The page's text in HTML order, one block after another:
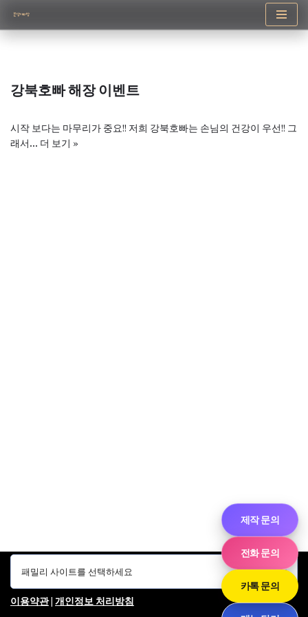
콘
로
건
뛰
기
강북호빠 해장 이벤트
시작 보다는 마무리가 중요!! 저희 강북호빠는 손님의 건강이 우선!! 그
래서… 더 보기 »
이용약관| 개인정보 처리방침
제작 문의
전화 문의
카톡 문의